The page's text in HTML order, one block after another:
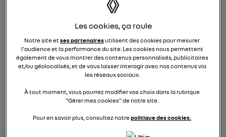
membres
une nouvelle vision hybride du suv
posez une question
rejoignez
Les cookies, ça roule
Notre site etses partenairesutilisent des cookies pour mesurer
l'audience et la performance du site. Les cookies nous permettent
également de vous montrer des contenus personnalisés, publicitaires
et/ou géolocalisés, et de vous laisser interagir avec nos contenus via
les réseaux sociaux.
À tout moment, vous pourrez modifier vos choix dans la rubrique
"Gérer mes cookies" de notre site.
Pour en savoir plus, consultez notrepolitique des cookies.